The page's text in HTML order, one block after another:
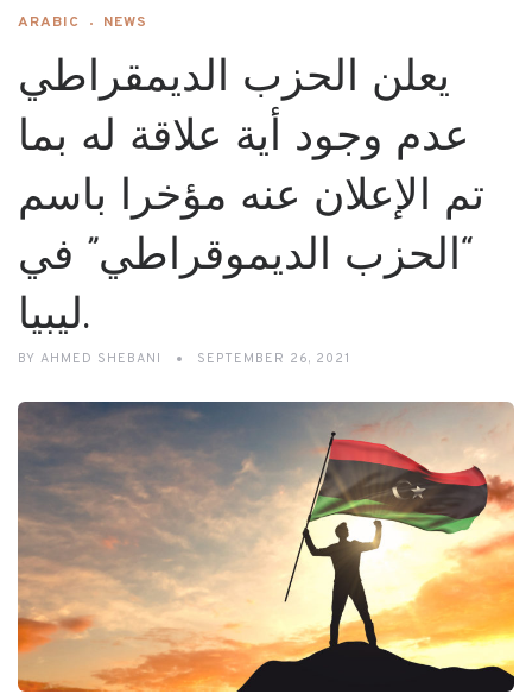
ARABIC NEWS
يعلن الحزب الديمقراطي
عدم وجود أية علاقة له بما
تم الإعلان عنه مؤخرا باسم
“الحزب الديموقراطي” في
ليبيا.
BY AHMED SHEBANI SEPTEMBER 26, 2021